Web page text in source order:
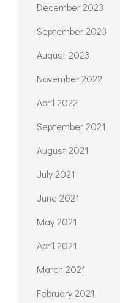
December 2023
September 2023
August 2023
November 2022
April 2022
September 2021
August 2021
July 2021
June 2021
May 2021
April 2021
March 2021
February 2021